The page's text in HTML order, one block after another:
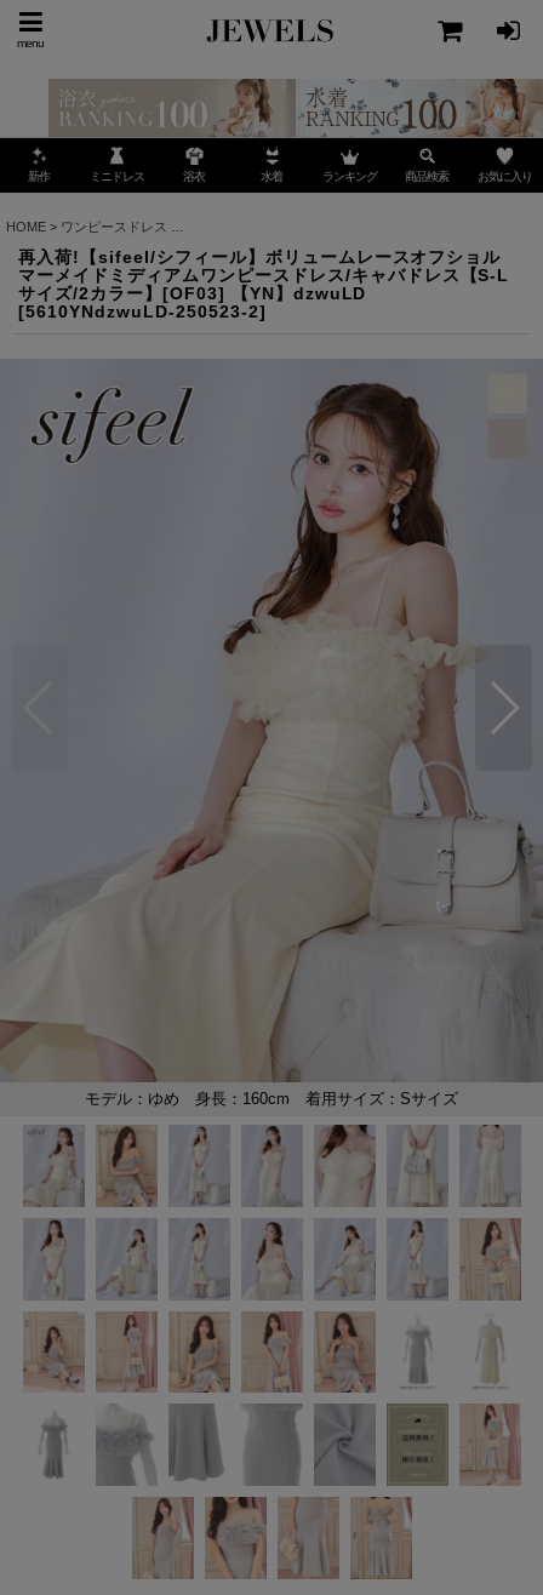
menu
新作 ミニドレス 浴衣 水着 ランキング 商品検索 お気に入り
HOME > ワンピースドレス
再入荷!【sifeel/シフィール】ボリュームレースオフショル
マーメイドミディアムワンピースドレス/キャバドレス【S-L
サイズ/2カラー】[OF03] 【YN】dzwuLD
[5610YNdzwuLD-250523-2]